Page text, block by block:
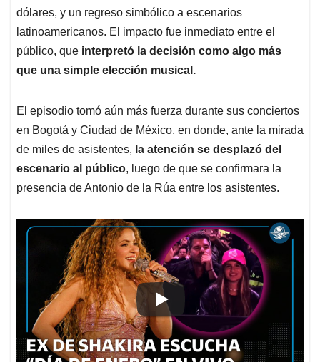
dólares, y un regreso simbólico a escenarios
latinoamericanos. El impacto fue inmediato entre el
público, que interpretó la decisión como algo más
que una simple elección musical.
El episodio tomó aún más fuerza durante sus conciertos
en Bogotá y Ciudad de México, en donde, ante la mirada
de miles de asistentes, la atención se desplazó del
escenario al público, luego de que se confirmara la
presencia de Antonio de la Rúa entre los asistentes.